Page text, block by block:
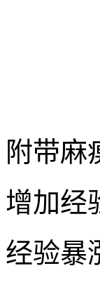
附带麻
增加经
经验暴